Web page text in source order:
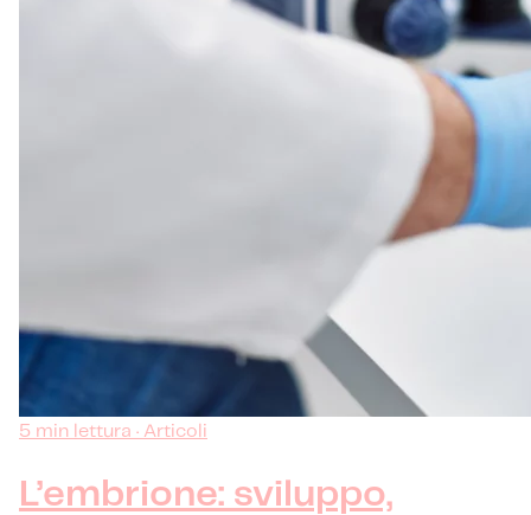
5 min lettura · Articoli
L’embrione: sviluppo,